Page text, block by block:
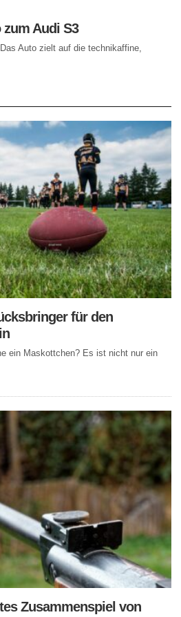
Audi S3
Auto zielt auf die technikaffine,
für den
ein Maskottchen? Es ist nicht nur ein
Zusammenspiel von